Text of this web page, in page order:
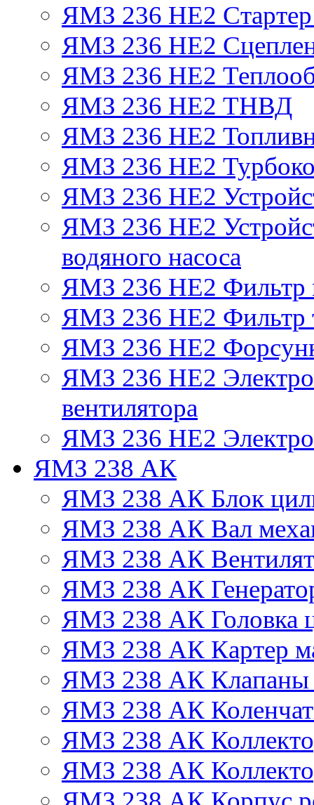
ЯМЗ 236 НЕ2 Стартер
ЯМЗ 236 НЕ2
ЯМЗ 236 НЕ2
ЯМЗ 236 НЕ2 ТНВД
ЯМЗ 236 НЕ2
ЯМЗ 236 НЕ2
ЯМЗ 236 НЕ2
ЯМЗ 236 НЕ2
водяного насоса
ЯМЗ 236 НЕ2 Фильтр
ЯМЗ 236 НЕ2 Фильтр
ЯМЗ 236 НЕ2
ЯМЗ 236 НЕ2
вентилятора
ЯМЗ 236 НЕ2
ЯМЗ 238 АК
ЯМЗ 238 АК Блок
ЯМЗ 238 АК Вал
ЯМЗ 238 АК
ЯМЗ 238 АК
ЯМЗ 238 АК Головка
ЯМЗ 238 АК Картер
ЯМЗ 238 АК Клапаны
ЯМЗ 238 АК
ЯМЗ 238 АК
ЯМЗ 238 АК